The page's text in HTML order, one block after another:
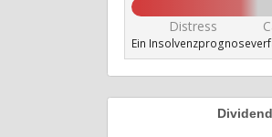
Distress
Ein